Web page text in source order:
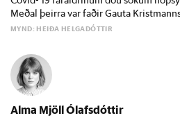
Meðal þeirra var faðir Gauta
MYND: HEIÐA HELGADÓTTIR
Alma Mjöll Ólafsdóttir